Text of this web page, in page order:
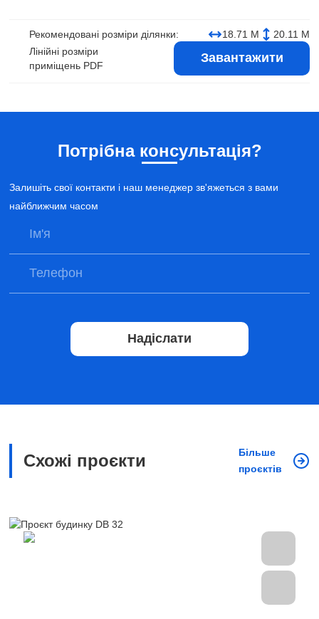
Рекомендовані розміри ділянки: 18.71 М
20.11 М
Лінійні розміри
приміщень PDF
Завантажити
Потрібна консультація?
Залишіть свої контакти і наш менеджер зв'яжеться з вами
найближчим часом
Надіслати
Схожі проєкти
Більше
проєктів